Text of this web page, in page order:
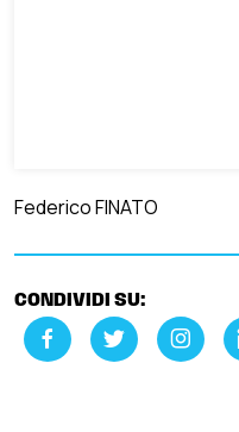
Federico FINATO
CONDIVIDI SU: